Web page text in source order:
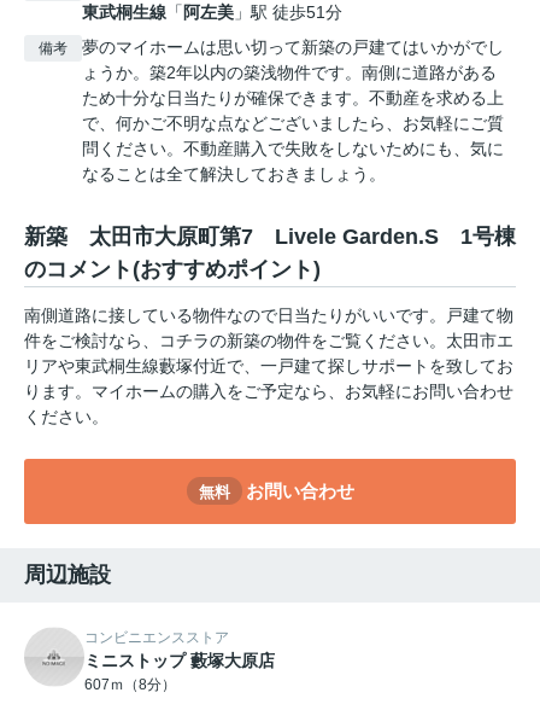
東武桐生線 「 阿左美 」駅 徒歩51分
備考
夢のマイホームは思い切って新築の戸建てはいかがでし
ょうか。築2年以内の築浅物件です。南側に道路がある
ため十分な日当たりが確保できます。不動産を求める上
で、何かご不明な点などございましたら、お気軽にご質
問ください。不動産購入で失敗をしないためにも、気に
なることは全て解決しておきましょう。
新築 太田市大原町第7 Livele Garden.S 1号棟
のコメント(おすすめポイント)
南側道路に接している物件なので日当たりがいいです。戸建て物
件をご検討なら、コチラの新築の物件をご覧ください。太田市エ
リアや東武桐生線藪塚付近で、一戸建て探しサポートを致してお
ります。マイホームの購入をご予定なら、お気軽にお問い合わせ
ください。
無料 お問い合わせ
周辺施設
コンビニエンスストア
ミニストップ 藪塚大原店
607ｍ（8分）